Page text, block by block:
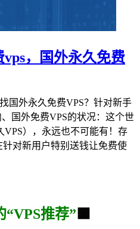
，国外永久免费
国外永久免费VPS？针对新手
国外免费VPS的状况：这个世
VPS），永远也不可能有！存
对新用户特别送钱让免费使
“VPS推荐” 🟩